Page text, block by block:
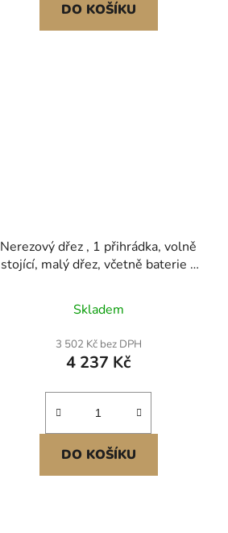
DO KOŠÍKU
Nerezový dřez , 1 přihrádka, volně
stojící, malý dřez, včetně baterie a
komerční dřez s jednou mísou pro
garáž, restauraci, kuchyň,
prádelnu, certifikace NSF
Skladem
3 502 Kč bez DPH
4 237 Kč
DO KOŠÍKU